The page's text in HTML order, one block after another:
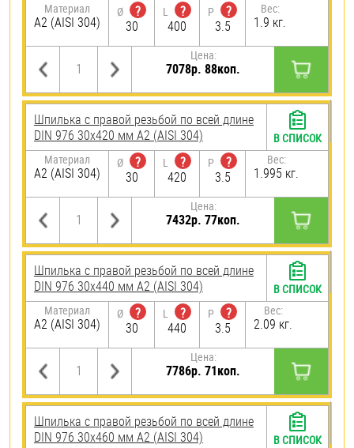
Материал
А2 (AISI 304)
Ø
?
30
L
?
400
P
?
3.5
Вес:
1.9 кг.
Цена:
7078р. 88коп.
Шпилька с правой резьбой по всей длине
DIN 976 30х420 мм А2 (AISI 304)
Материал
А2 (AISI 304)
Ø
?
30
L
?
420
P
?
3.5
Вес:
1.995 кг.
Цена:
7432р. 77коп.
В СПИСОК
Шпилька с правой резьбой по всей длине
DIN 976 30х440 мм А2 (AISI 304)
Материал
А2 (AISI 304)
Ø
?
30
L
?
440
P
?
3.5
Вес:
2.09 кг.
Цена:
7786р. 71коп.
В СПИСОК
Шпилька с правой резьбой по всей длине
DIN 976 30х460 мм А2 (AISI 304)
В СПИСОК